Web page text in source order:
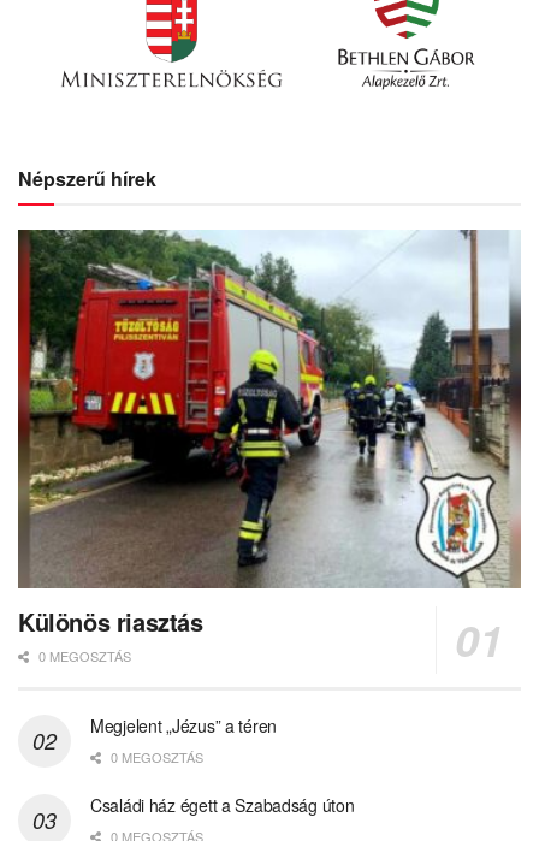
Népszerű hírek
Különös riasztás
0 MEGOSZTÁS
Megjelent „Jézus” a téren
0 MEGOSZTÁS
Családi ház égett a Szabadság úton
0 MEGOSZTÁS